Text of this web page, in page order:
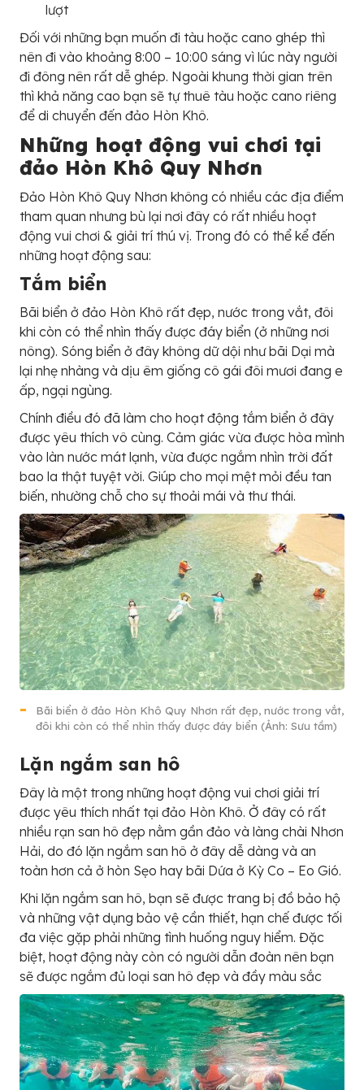
lượt
Đối với những bạn muốn đi tàu hoặc cano ghép thì
nên đi vào khoảng 8:00 – 10:00 sáng vì lúc này người
đi đông nên rất dễ ghép. Ngoài khung thời gian trên
thì khả năng cao bạn sẽ tự thuê tàu hoặc cano riêng
để di chuyển đến đảo Hòn Khô.
Những hoạt động vui chơi tại
đảo Hòn Khô Quy Nhơn
Đảo Hòn Khô Quy Nhơn không có nhiều các địa điểm
tham quan nhưng bù lại nơi đây có rất nhiều hoạt
động vui chơi & giải trí thú vị. Trong đó có thể kể đến
những hoạt động sau:
Tắm biển
Bãi biển ở đảo Hòn Khô rất đẹp, nước trong vắt, đôi
khi còn có thể nhìn thấy được đáy biển (ở những nơi
nông). Sóng biển ở đây không dữ dội như bãi Dại mà
lại nhẹ nhàng và dịu êm giống cô gái đôi mươi đang e
ấp, ngại ngùng.
Chính điều đó đã làm cho hoạt động tắm biển ở đây
được yêu thích vô cùng. Cảm giác vừa được hòa mình
vào làn nước mát lạnh, vừa được ngắm nhìn trời đất
bao la thật tuyệt vời. Giúp cho mọi mệt mỏi đều tan
biến, nhường chỗ cho sự thoải mái và thư thái.
Bãi biển ở đảo Hòn Khô Quy Nhơn rất đẹp, nước trong vắt,
đôi khi còn có thể nhìn thấy được đáy biển (Ảnh: Sưu tầm)
Lặn ngắm san hô
Đây là một trong những hoạt động vui chơi giải trí
được yêu thích nhất tại đảo Hòn Khô. Ở đây có rất
nhiều rạn san hô đẹp nằm gần đảo và làng chài Nhơn
Hải, do đó lặn ngắm san hô ở đây dễ dàng và an
toàn hơn cả ở hòn Sẹo hay bãi Dứa ở Kỳ Co – Eo Gió.
Khi lặn ngắm san hô, bạn sẽ được trang bị đồ bảo hộ
và những vật dụng bảo vệ cần thiết, hạn chế được tối
đa việc gặp phải những tình huống nguy hiểm. Đặc
biệt, hoạt động này còn có người dẫn đoàn nên bạn
sẽ được ngắm đủ loại san hô đẹp và đầy màu sắc